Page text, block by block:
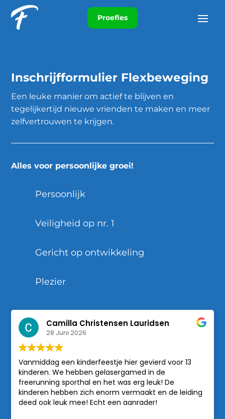
Proefles
Inschrijfformulier Flexbeweging
Een leuke manier om actief te blijven en
tegelijkertijd nieuwe vrienden te maken en meer
zelfvertrouwen te krijgen.
Alles voor persoonlijke groei!
Persoonlijk
Veiligheid op nr. 1
Gericht op ontwikkeling
Plezier
Camilla Christensen Lauridsen
28 Juni 2026
Vanmiddag een kinderfeestje hier gevierd voor 13
kinderen. We hebben gelasergamed in de
freerunning sporthal en het was erg leuk! De
kinderen hebben zich enorm vermaakt en de leiding
deed ook leuk mee! Echt een aanrader!